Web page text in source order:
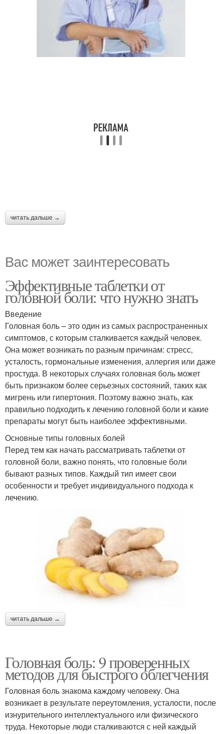
читать дальше →
Вас может заинтересовать
Эффективные таблетки от
головной боли: что нужно знать
Введение
Головная боль – это один из самых распространенных
симптомов, с которым сталкивается каждый человек.
Она может возникать по разным причинам: стресс,
усталость, гормональные изменения, аллергия или даже
простуда. В некоторых случаях головная боль может
быть признаком более серьезных состояний, таких как
мигрень или гипертония. Поэтому важно знать, как
правильно подходить к лечению головной боли и какие
препараты могут быть наиболее эффективными.
Основные типы головных болей
Перед тем как начать рассматривать таблетки от
головной боли, важно понять, что головные боли
бывают разных типов. Каждый тип имеет свои
особенности и требует индивидуального подхода к
лечению.
читать дальше →
Головная боль: 9 проверенных
методов для быстрого облегчения
Головная боль знакома каждому человеку. Она
возникает в результате переутомления, усталости, после
изнурительного интеллектуального или физического
труда. Некоторые люди сталкиваются с ней каждый